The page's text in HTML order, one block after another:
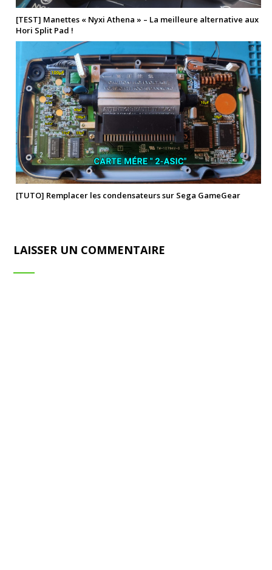
[TEST] Manettes « Nyxi Athena » – La meilleure alternative aux
Hori Split Pad !
[TUTO] Remplacer les condensateurs sur Sega GameGear
LAISSER UN COMMENTAIRE